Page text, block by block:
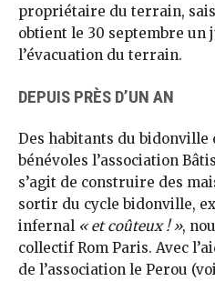
propriétaire du terrain,
obtient le 30 septembre un
l’évacuation du terrain.
DEPUIS PRÈS D’UN AN
Des habitants du bidonville
bénévoles l’association
s’agit de construire des
sortir du cycle bidonville,
infernal « et coûteux ! »,
collectif Rom Paris. Avec
de l’association le Perou